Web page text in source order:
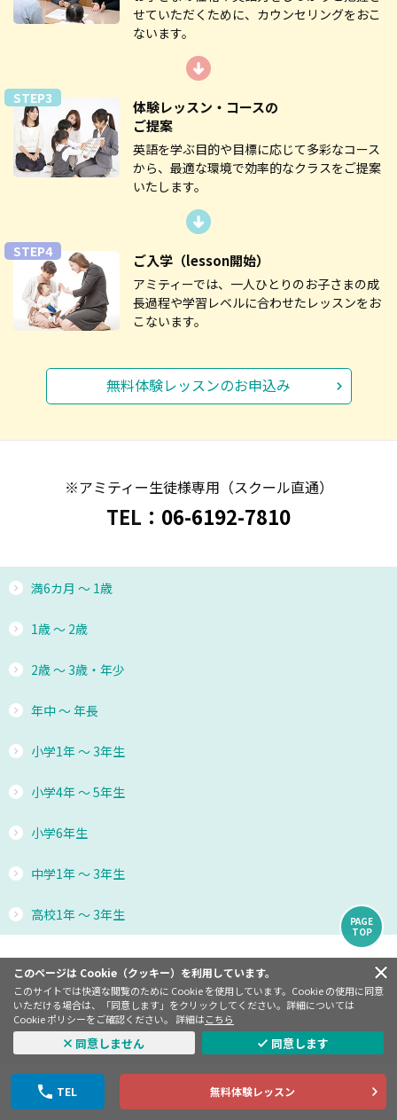
このページは Cookie（クッキー）を利用しています。
このサイトでは快適な閲覧のために Cookie を使用しています。Cookie の使用に同意
いただける場合は、「同意します」をクリックしてください。詳細については
Cookie ポリシーをご確認ください。 詳細はこちら
同意しません 同意します
TEL 無料体験レッスン
こども目線で整えられた学習環境で集中して楽しくレッス
ンを受けられます！レッスンの様子はいつもガラス越しに
ご見学いただけますので安心です。
基本のレギュラーコースとの組み合わせで週２、週３、週
４のレッスンで英語漬けも可能です。
せていただくために、カウンセリングをおこ
ないます。
STEP3
体験レッスン・コースの
ご提案
英語を学ぶ目的や目標に応じて多彩なコース
から、最適な環境で効率的なクラスをご提案
いたします。
STEP4 ご入学 （lesson開始）
アミティーでは、一人ひとりのお子さまの成
長過程や学習レベルに合わせたレッスンをお
こないます。
無料体験レッスンのお申込み
※アミティー生徒様専用（スクール直通）
TEL： 06-6192-7810
満6カ月 ～ 1歳
1歳 ～ 2歳
2歳 ～ 3歳・年少
年中 ～ 年長
小学1年 ～ 3年生
小学4年 ～ 5年生
小学6年生
中学1年 ～ 3年生
高校1年 ～ 3年生
大阪江坂校
アミティー広場
PAGE
TOP